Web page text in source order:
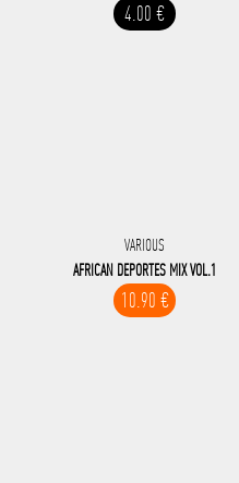
4.00 €
VARIOUS
AFRICAN DEPORTES MIX VOL.1
10.90 €